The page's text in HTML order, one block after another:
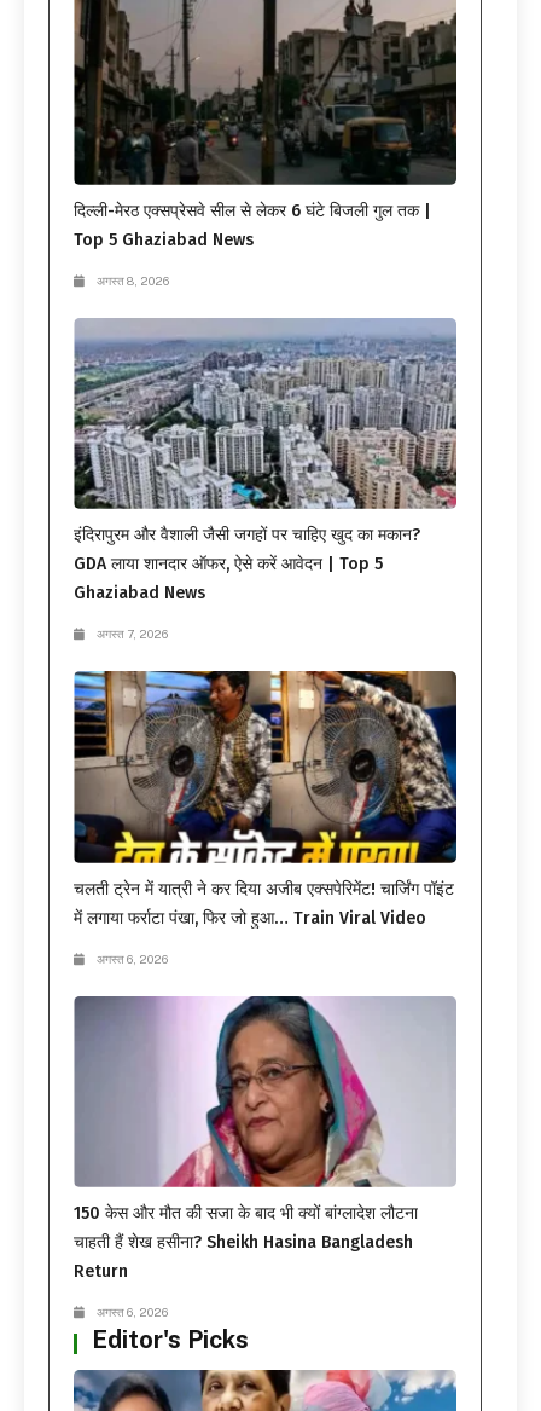
दिल्ली-मेरठ एक्सप्रेसवे सील से लेकर 6 घंटे बिजली गुल तक |
Top 5 Ghaziabad News
अगस्त 8, 2026
इंदिरापुरम और वैशाली जैसी जगहों पर चाहिए खुद का मकान?
GDA लाया शानदार ऑफर, ऐसे करें आवेदन | Top 5
Ghaziabad News
अगस्त 7, 2026
चलती ट्रेन में यात्री ने कर दिया अजीब एक्सपेरिमेंट! चार्जिंग पॉइंट
में लगाया फर्राटा पंखा, फिर जो हुआ… Train Viral Video
अगस्त 6, 2026
150 केस और मौत की सजा के बाद भी क्यों बांग्लादेश लौटना
चाहती हैं शेख हसीना? Sheikh Hasina Bangladesh
Return
अगस्त 6, 2026
Editor's Picks